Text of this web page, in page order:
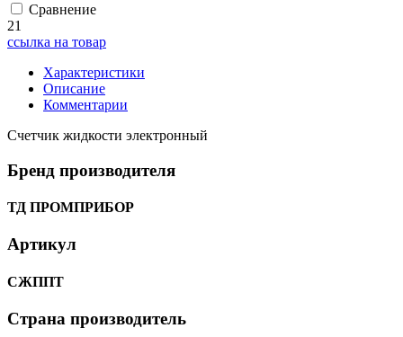
Сравнение
21
ссылка на товар
Характеристики
Описание
Комментарии
Счетчик жидкости электронный
Бренд производителя
ТД ПРОМПРИБОР
Артикул
СЖППТ
Страна производитель